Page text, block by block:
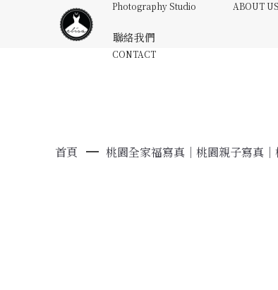
Photography Studio ABOUT US
聯絡我們
CONTACT
首頁 桃園全家福寫真｜桃園親子寫真